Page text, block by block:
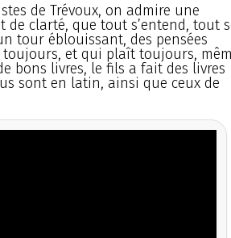
de Trévoux, on admire une
clarté, que tout s’entend, tout
tour éblouissant, des pensées
et qui plaît toujours,
bons livres, le fils a fait des livres
sont en latin, ainsi que ceux de